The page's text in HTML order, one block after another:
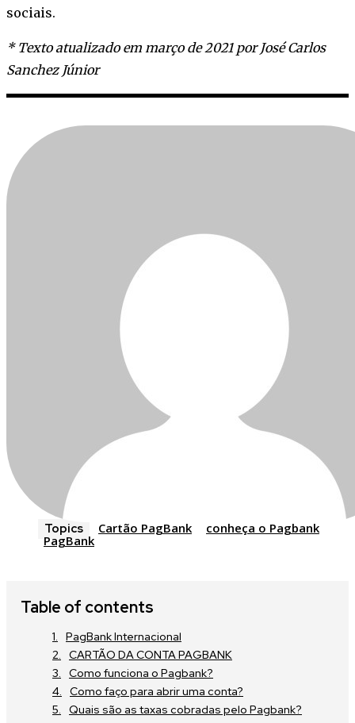
sociais.
* Texto atualizado em março de 2021 por José Carlos
Sanchez Júnior
Topics Cartão PagBank
conheça o Pagbank
PagBank
Table of contents
PagBank Internacional
CARTÃO DA CONTA PAGBANK
Como funciona o Pagbank?
Como faço para abrir uma conta?
Quais são as taxas cobradas pelo Pagbank?